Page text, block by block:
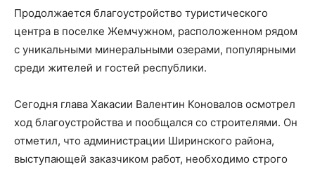
Продолжается благоустройство туристического
центра в поселке Жемчужном, расположенном рядом
с уникальными минеральными озерами, популярными
среди жителей и гостей республики.
Сегодня глава Хакасии Валентин Коновалов осмотрел
ход благоустройства и пообщался со строителями. Он
отметил, что администрации Ширинского района,
выступающей заказчиком работ, необходимо строго